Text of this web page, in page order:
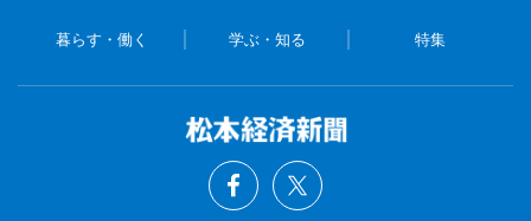
暮らす・働く 学ぶ・知る 特集